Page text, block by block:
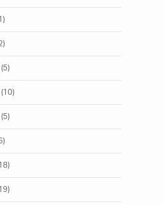
(5)
(10)
(5)